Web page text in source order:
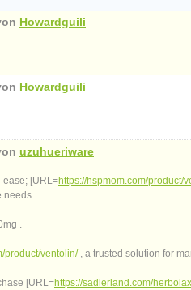
Howardguili
Howardguili
uzuhueriware
ease; [URL=https://hspmom.com/product/
needs.
.
product/ventolin/, a trusted solution for
[URL=https://sadlerland.com/